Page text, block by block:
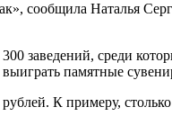
сообщила Наталья
заведений, среди
памятные
К примеру,